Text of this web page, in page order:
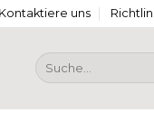
Kontaktiere uns
Suche
nach: